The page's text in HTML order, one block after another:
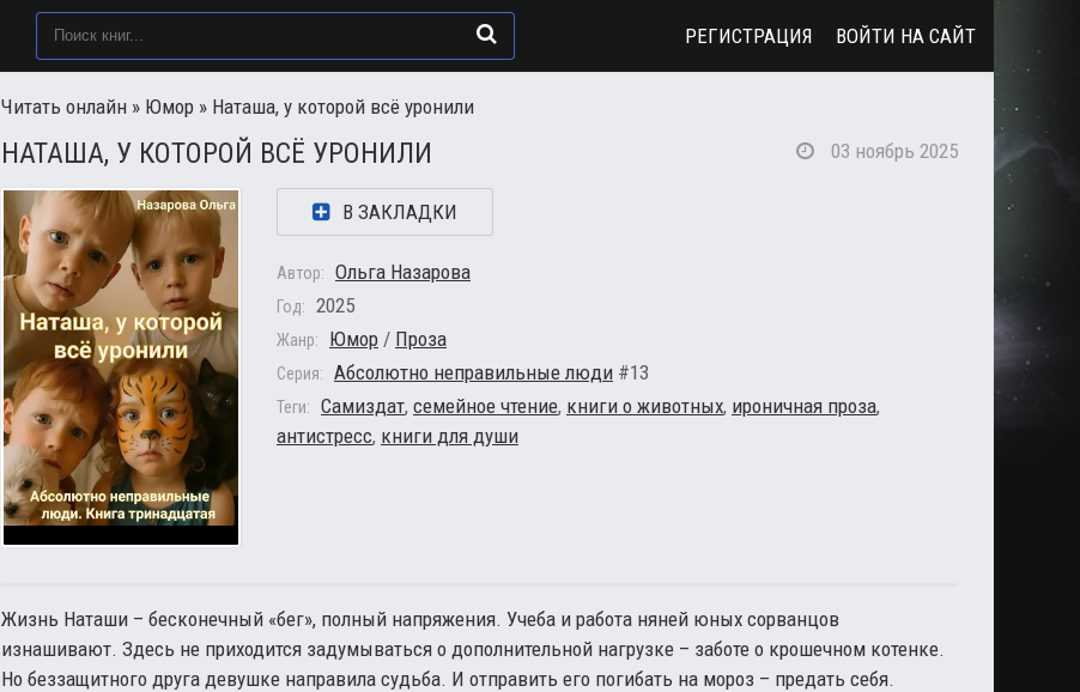
Читать онлайн » Юмор » Наташа, у которой всё уронили
НАТАША, У КОТОРОЙ ВСЁ УРОНИЛИ 03 ноябрь 2025
В ЗАКЛАДКИ
Автор: Ольга Назарова
Год: 2025
Жанр: Юмор / Проза
Серия: Абсолютно неправильные люди #13
Теги: Самиздат, семейное чтение, книги о животных, ироничная проза,
антистресс, книги для души
Жизнь Наташи – бесконечный «бег», полный напряжения. Учеба и работа няней юных сорванцов
изнашивают. Здесь не приходится задумываться о дополнительной нагрузке – заботе о крошечном котенке.
Но беззащитного друга девушке направила судьба. И отправить его погибать на мороз – предать себя.
РЕГИСТРАЦИЯ ВОЙТИ НА САЙТ